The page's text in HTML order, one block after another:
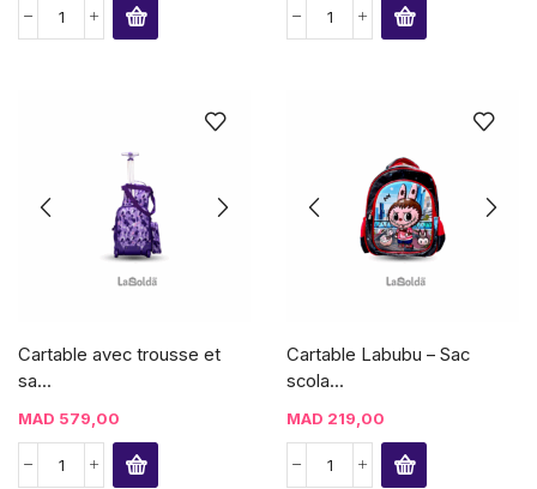
Cartable avec trousse et
sa...
MAD 579,00
Cartable Labubu – Sac
scola...
MAD 219,00